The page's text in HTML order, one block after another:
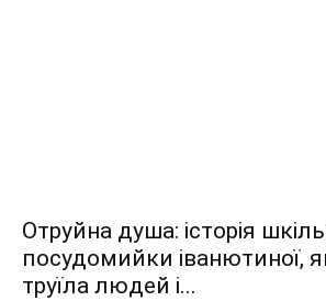
Отруйна душа: історія
посудомийки іванютиної,
труїла людей і...